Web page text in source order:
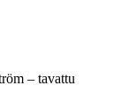
– tavattu